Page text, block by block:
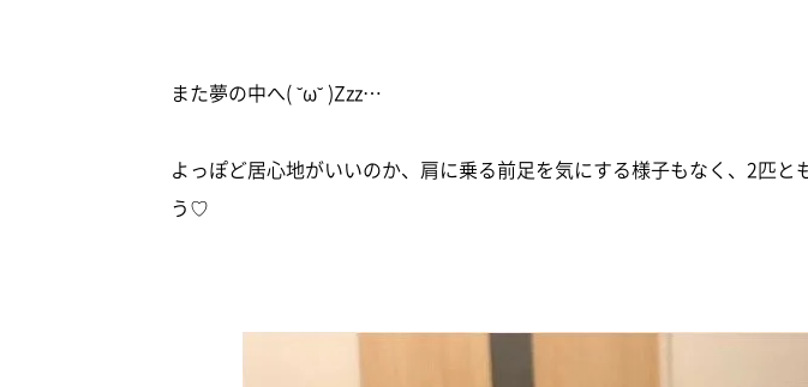
また夢の中へ( ˘ω˘ )Zzz…
よっぽど居心地がいいのか、肩に乗る前足を気にする様子もなく、2匹と
う♡